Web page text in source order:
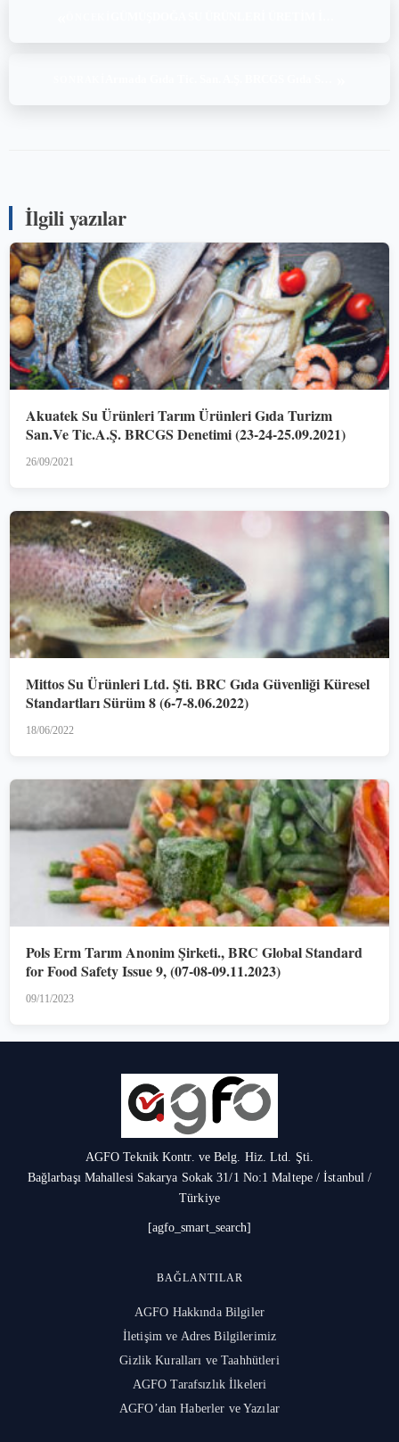
İlgili yazılar
Akuatek Su Ürünleri Tarım Ürünleri Gıda Turizm
San.Ve Tic.A.Ş. BRCGS Denetimi (23-24-25.09.2021)
26/09/2021
Mittos Su Ürünleri Ltd. Şti. BRC Gıda Güvenliği Küresel
Standartları Sürüm 8 (6-7-8.06.2022)
18/06/2022
Pols Erm Tarım Anonim Şirketi., BRC Global Standard
for Food Safety Issue 9, (07-08-09.11.2023)
09/11/2023
AGFO Teknik Kontr. ve Belg. Hiz. Ltd. Şti.
Bağlarbaşı Mahallesi Sakarya Sokak 31/1 No:1 Maltepe / İstanbul /
Türkiye
[agfo_smart_search]
BAĞLANTILAR
AGFO Hakkında Bilgiler
İletişim ve Adres Bilgilerimiz
Gizlik Kuralları ve Taahhütleri
AGFO Tarafsızlık İlkeleri
AGFO’dan Haberler ve Yazılar